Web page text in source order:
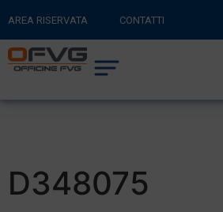
AREA RISERVATA CONTATTI
RITORNA AL SITO PRINCIPALE
CARRELLO
D348075